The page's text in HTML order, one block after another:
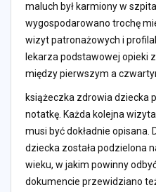
maluch był karmiony w
wygospodarowano trochę
wizyt patronażowych i
lekarza podstawowej opieki
między pierwszym a
książeczka zdrowia dziecka
notatkę. Każda kolejna
musi być dokładnie opisana.
dziecka została podzielona
wieku, w jakim powinny
dokumencie przewidziano